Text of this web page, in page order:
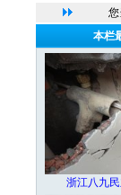
您
本栏
浙江八九